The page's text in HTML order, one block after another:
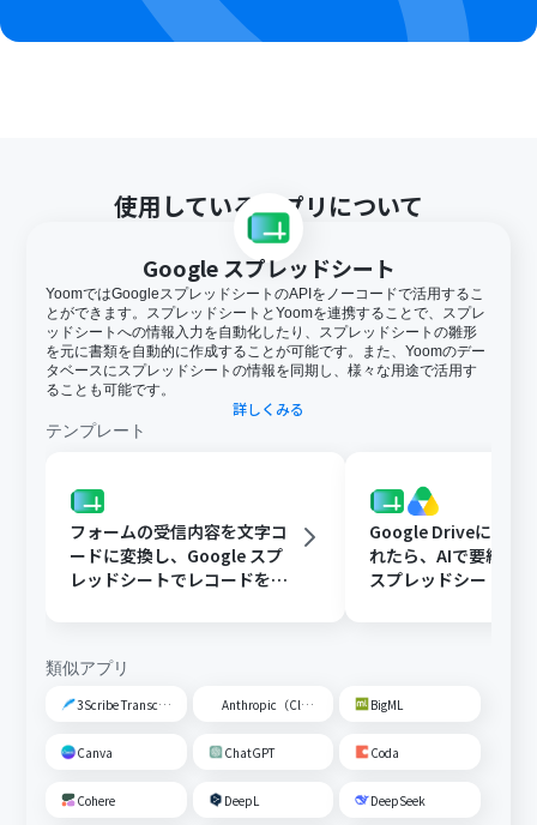
使用しているアプリについて
Google スプレッドシート
YoomではGoogleスプレッドシートのAPIをノーコードで活用するこ
とができます。スプレッドシートとYoomを連携することで、スプレ
ッドシートへの情報入力を自動化したり、スプレッドシートの雛形
を元に書類を自動的に作成することが可能です。また、Yoomのデー
タベースにスプレッドシートの情報を同期し、様々な用途で活用す
ることも可能です。
詳しくみる
テンプレート
フォームの受信内容を文字コ
ードに変換し、Google スプ
レッドシートでレコードを追
Google Driveに文書
れたら、AIで要約し
スプレッドシートの
類似アプリ
3Scribe Transcription Anthropic（Claude） BigML
Canva ChatGPT Coda
Cohere DeepL DeepSeek